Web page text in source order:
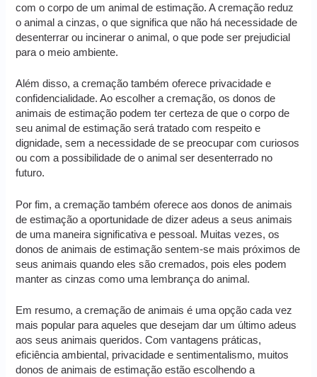
com o corpo de um animal de estimação. A cremação reduz
o animal a cinzas, o que significa que não há necessidade de
desenterrar ou incinerar o animal, o que pode ser prejudicial
para o meio ambiente.
Além disso, a cremação também oferece privacidade e
confidencialidade. Ao escolher a cremação, os donos de
animais de estimação podem ter certeza de que o corpo de
seu animal de estimação será tratado com respeito e
dignidade, sem a necessidade de se preocupar com curiosos
ou com a possibilidade de o animal ser desenterrado no
futuro.
Por fim, a cremação também oferece aos donos de animais
de estimação a oportunidade de dizer adeus a seus animais
de uma maneira significativa e pessoal. Muitas vezes, os
donos de animais de estimação sentem-se mais próximos de
seus animais quando eles são cremados, pois eles podem
manter as cinzas como uma lembrança do animal.
Em resumo, a cremação de animais é uma opção cada vez
mais popular para aqueles que desejam dar um último adeus
aos seus animais queridos. Com vantagens práticas,
eficiência ambiental, privacidade e sentimentalismo, muitos
donos de animais de estimação estão escolhendo a